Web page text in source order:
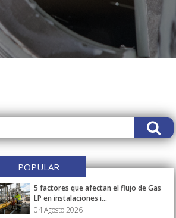
POPULAR
5 factores que afectan el flujo de Gas
LP en instalaciones i...
04 Agosto 2026